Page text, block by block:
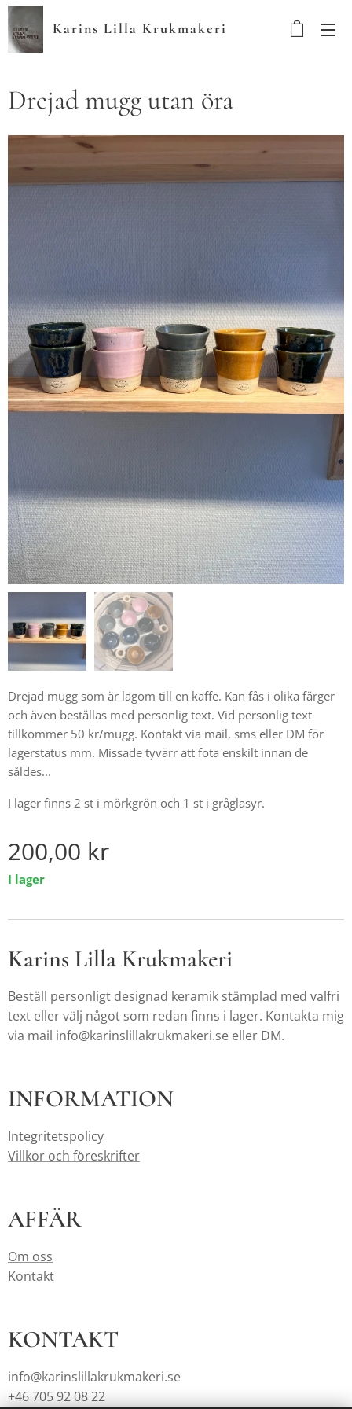
Karins Lilla Krukmakeri
Drejad mugg utan öra
Drejad mugg som är lagom till en kaffe. Kan fås i olika färger
och även beställas med personlig text. Vid personlig text
tillkommer 50 kr/mugg. Kontakt via mail, sms eller DM för
lagerstatus mm. Missade tyvärr att fota enskilt innan de
såldes...
I lager finns 2 st i mörkgrön och 1 st i gråglasyr.
200,00 kr
I lager
Karins Lilla Krukmakeri
Beställ personligt designad keramik stämplad med valfri
text eller välj något som redan finns i lager. Kontakta mig
via mail info@karinslillakrukmakeri.se eller DM.
INFORMATION
Integritetspolicy
Villkor och föreskrifter
AFFÄR
Om oss
Kontakt
KONTAKT
info@karinslillakrukmakeri.se
+46 705 92 08 22